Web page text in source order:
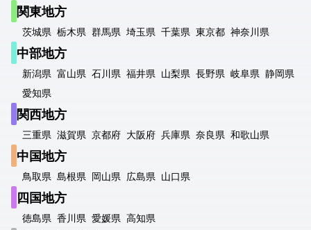
関東地方
茨城県 栃木県 群馬県 埼玉県 千葉県 東京都 神奈川県
中部地方
新潟県 富山県 石川県 福井県 山梨県 長野県 岐阜県 静岡県
愛知県
関西地方
三重県 滋賀県 京都府 大阪府 兵庫県 奈良県 和歌山県
中国地方
鳥取県 島根県 岡山県 広島県 山口県
四国地方
徳島県 香川県 愛媛県 高知県